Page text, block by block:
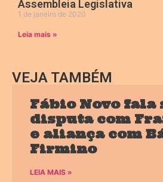
Assembleia Legislativa
1 de janeiro de 2020
Leia mais »
VEJA TAMBÉM
Fábio Novo fala
disputa com
e aliança com
Firmino
LEIA MAIS »